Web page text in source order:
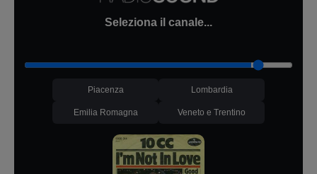
Seleziona il canale...
Piacenza Lombardia
Emilia Romagna Veneto e Trentino